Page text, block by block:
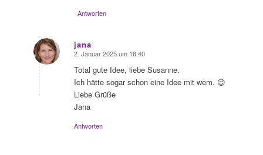
Antworten
jana
sagte:
2. Januar 2025 um 18:40
Total gute Idee, liebe Susanne.
Ich hätte sogar schon eine Idee mit wem. 😉
Liebe Grüße
Jana
Antworten